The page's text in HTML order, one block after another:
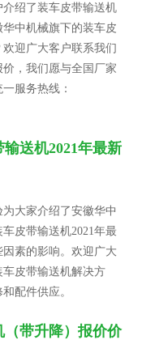
绍了装车皮带输送机
中机械旗下的装车皮
迎广大客户联系我们
，我们愿与全国厂家
服务热线：
送机2021年最新
大家介绍了安徽华中
皮带输送机2021年最
素的影响。欢迎广大
皮带输送机解决方
配件供应。
带升降）报价价